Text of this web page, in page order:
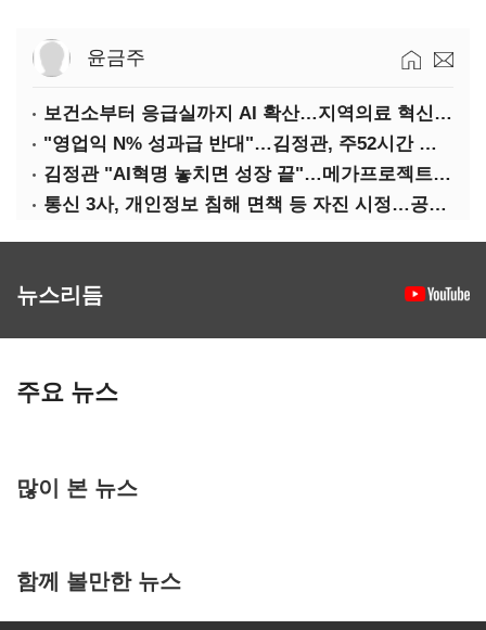
윤금주
보건소부터 응급실까지 AI 확산…지역의료 혁신 본격화
"영업익 N% 성과급 반대"…김정관, 주52시간 손질 예고
김정관 "AI혁명 놓치면 성장 끝"…메가프로젝트·메가특구 속도전
통신 3사, 개인정보 침해 면책 등 자진 시정…공정위 "이용자 권리 강화"
뉴스리듬
주요 뉴스
많이 본 뉴스
함께 볼만한 뉴스